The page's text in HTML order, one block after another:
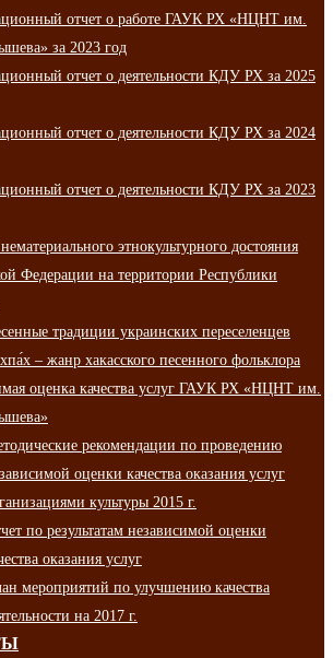
отчет о работе ГАУК РХ «НЦНТ им.
за 2023 год
отчет о деятельности КДУ РХ за 2025
отчет о деятельности КДУ РХ за 2024
отчет о деятельности КДУ РХ за 2023
этнокультурного достояния
Федерации на территории Республики
традиции украинских переселенцев
– жанр хакасского песенного фольклора
оценка качества услуг ГАУК РХ «НЦНТ им.
рекомендации по проведению
оценки качества оказания услуг
культуры 2015 г.
по результатам независимой оценки
оказания услуг
мероприятий по улучшению качества
на 2017 г.